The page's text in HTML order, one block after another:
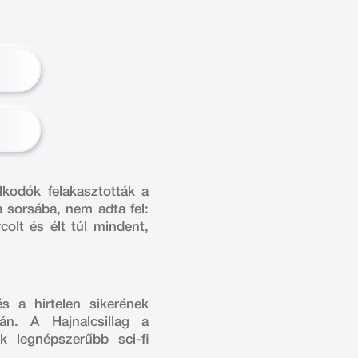
felakasztották a
sorsába, nem adta fel:
és élt túl mindent,
a hirtelen sikerének
A Hajnalcsillag a
legnépszerűbb sci-fi